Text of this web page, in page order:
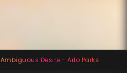
Ambiguous Desire - Arlo Parks